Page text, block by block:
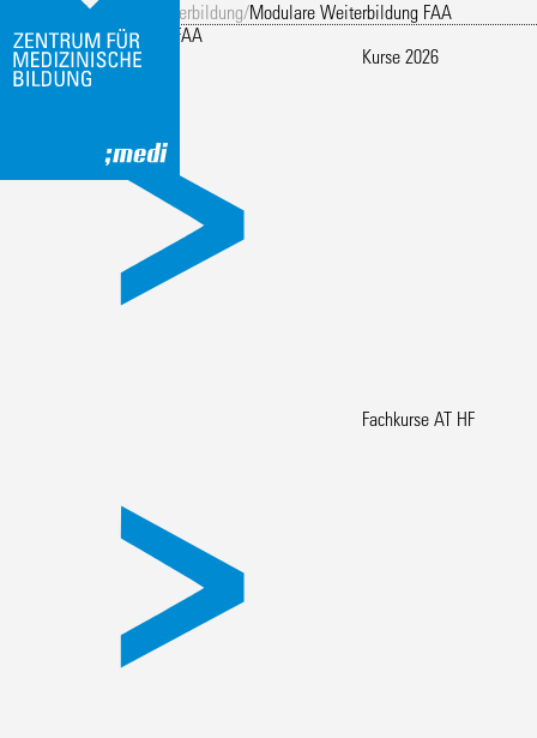
Aktivierung Weiterbildung/Modulare Weiterbildung FAA
Modulare Weiterbildung FAA
Kurse 2026
Fachkurse AT HF